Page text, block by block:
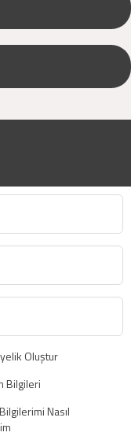
Oluştur
Bilgileri
Nasıl